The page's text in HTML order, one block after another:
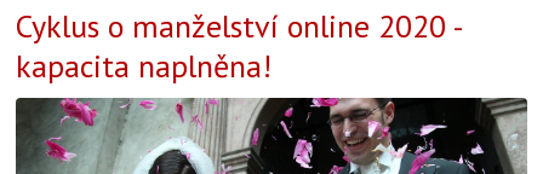
Cyklus o manželství online 2020 -
kapacita naplněna!